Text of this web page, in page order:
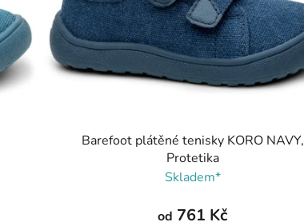
Barefoot plátěné tenisky KORO NAVY,
Protetika
Skladem*
od 761 Kč